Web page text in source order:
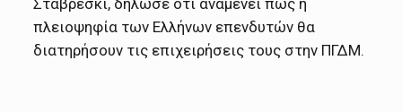
Στάβρεσκι, δήλωσε ότι αναμένει πως η
πλειοψηφία των Ελλήνων επενδυτών θα
διατηρήσουν τις επιχειρήσεις τους στην ΠΓΔΜ.